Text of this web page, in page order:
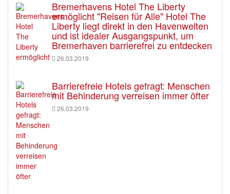
Bremerhavens Hotel The Liberty
ermöglicht "Reisen für Alle" Hotel The
Liberty liegt direkt in den Havenwelten
und ist idealer Ausgangspunkt, um
Bremerhaven barrierefrei zu entdecken
26.03.2019
Barrierefreie Hotels gefragt: Menschen
mit Behinderung verreisen immer öfter
26.03.2019